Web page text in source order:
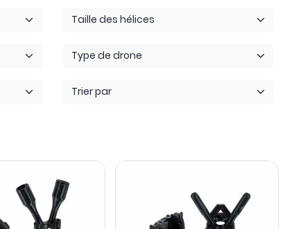
Taille des hélices
Type de drone
Trier par